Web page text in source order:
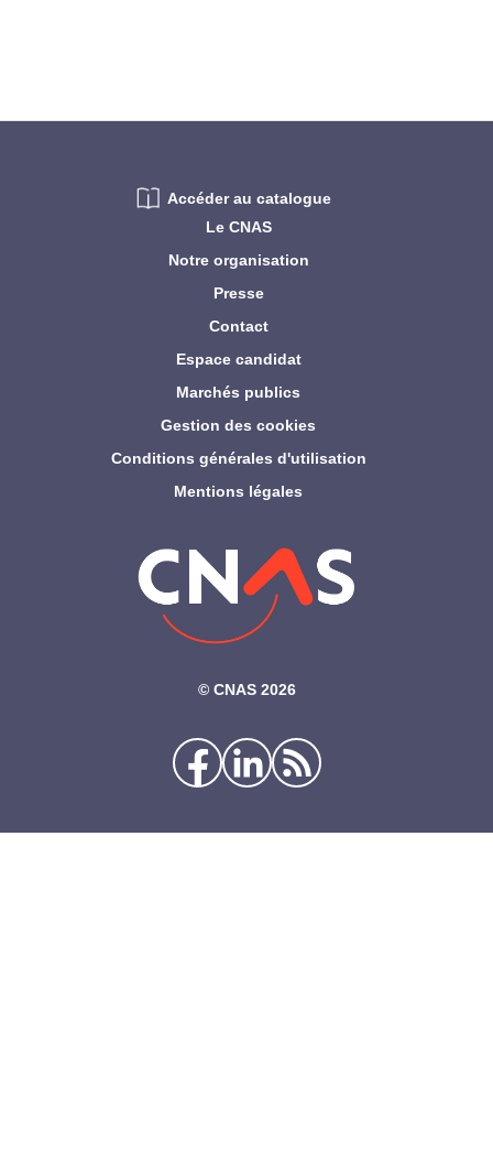
©‎ CNAS 2026
Le CNAS
Notre organisation
Presse
Contact
Espace candidat
Marchés publics
Gestion des cookies
Conditions générales d'utilisation
Mentions légales
Accéder au catalogue